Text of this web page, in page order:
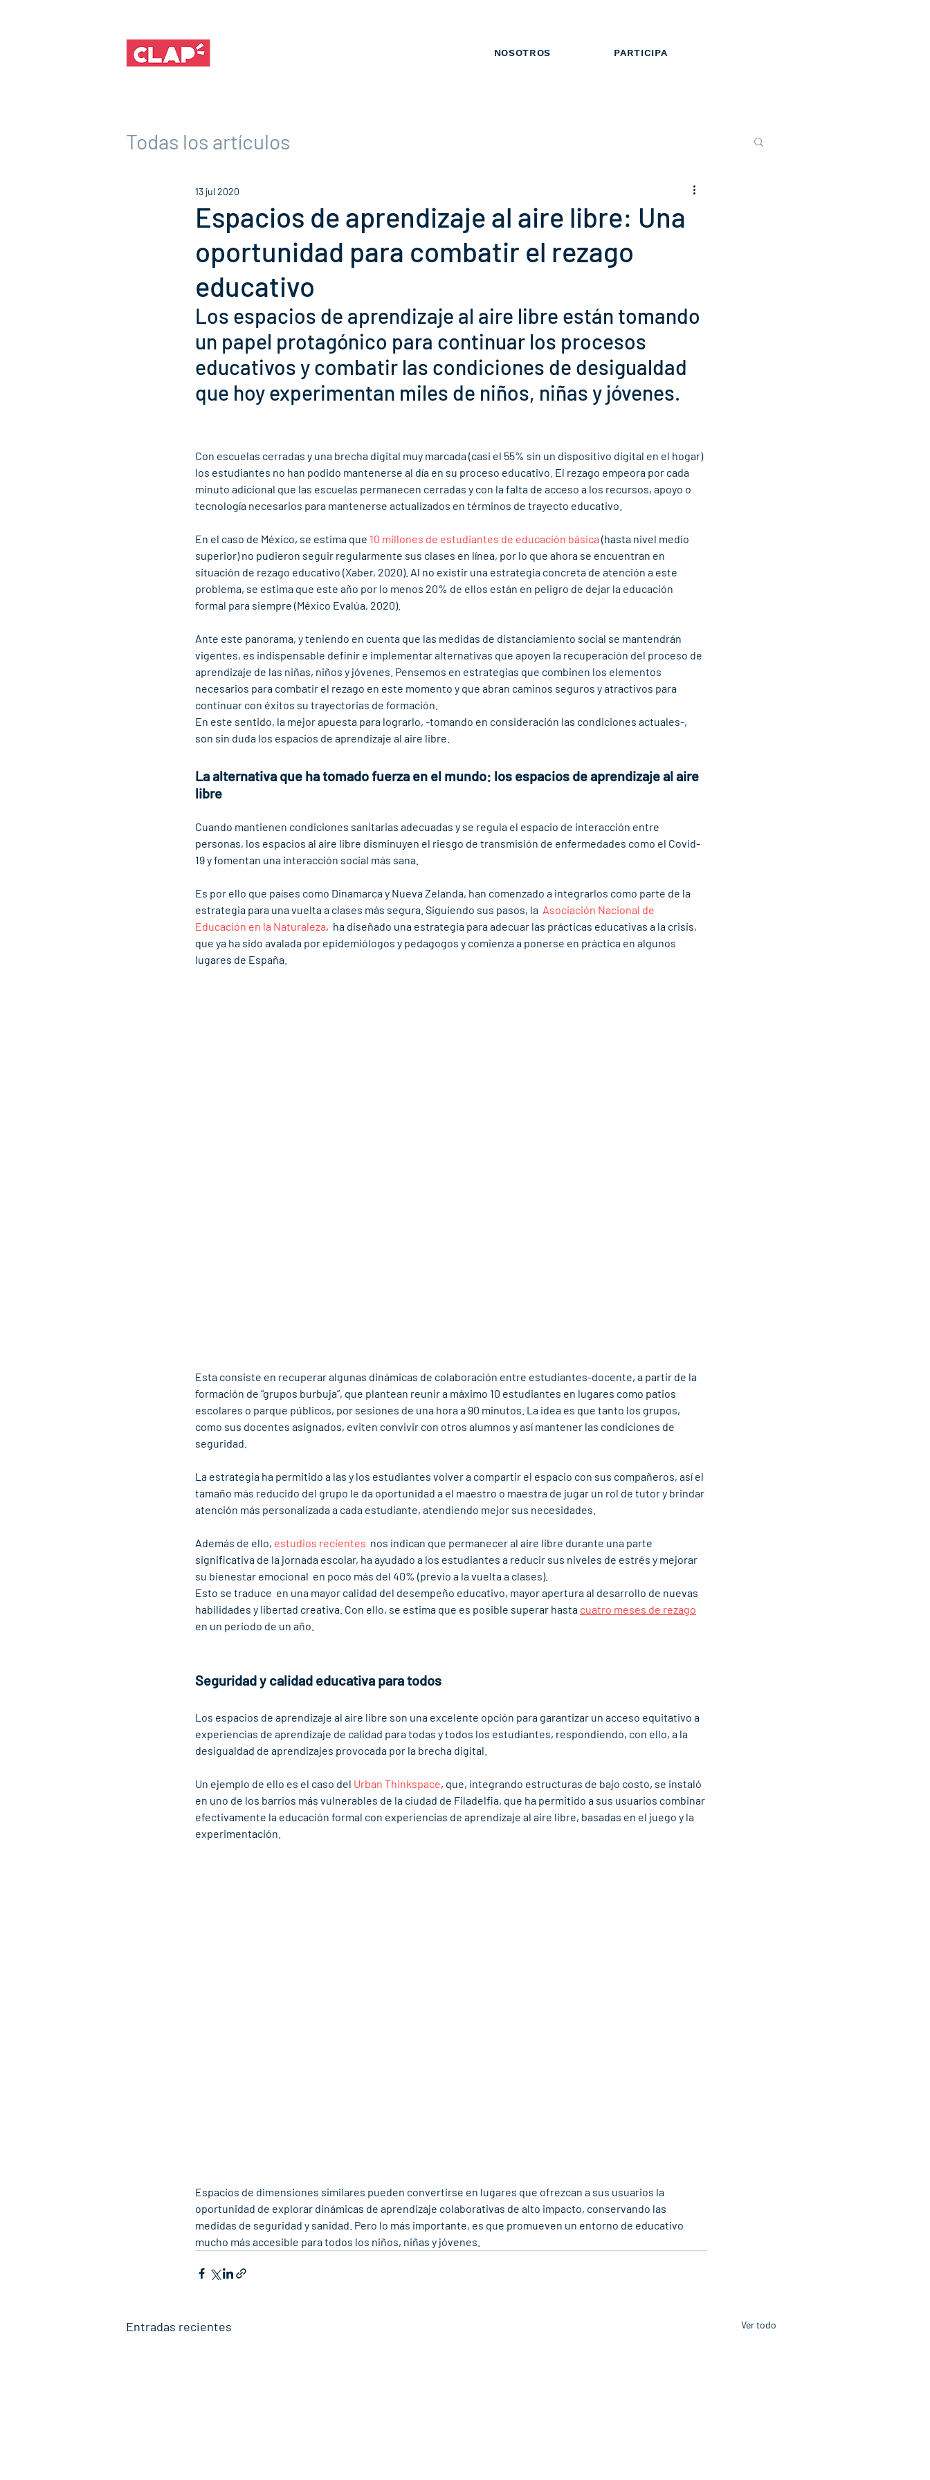
NOSOTROS PARTICIPA
Todas los artículos
Espacios de aprendizaje al aire libre: Una
oportunidad para combatir el rezago
educativo
13 jul 2020
Los espacios de aprendizaje al aire libre están tomando
un papel protagónico para continuar los procesos
educativos y combatir las condiciones de desigualdad
que hoy experimentan miles de niños, niñas y jóvenes.
Con escuelas cerradas y una brecha digital muy marcada (casi el 55% sin un dispositivo digital en el hogar)
los estudiantes no han podido mantenerse al día en su proceso educativo. El rezago empeora por cada
minuto adicional que las escuelas permanecen cerradas y con la falta de acceso a los recursos, apoyo o
tecnología necesarios para mantenerse actualizados en términos de trayecto educativo.
En el caso de México, se estima que 10 millones de estudiantes de educación básica (hasta nivel medio
superior) no pudieron seguir regularmente sus clases en línea, por lo que ahora se encuentran en
situación de rezago educativo (Xaber, 2020). Al no existir una estrategia concreta de atención a este
problema, se estima que este año por lo menos 20% de ellos están en peligro de dejar la educación
formal para siempre (México Evalúa, 2020).
Ante este panorama, y teniendo en cuenta que las medidas de distanciamiento social se mantendrán
vigentes, es indispensable definir e implementar alternativas que apoyen la recuperación del proceso de
aprendizaje de las niñas, niños y jóvenes. Pensemos en estrategias que combinen los elementos
necesarios para combatir el rezago en este momento y que abran caminos seguros y atractivos para
continuar con éxitos su trayectorias de formación.
En este sentido, la mejor apuesta para lograrlo, -tomando en consideración las condiciones actuales-,
son sin duda los espacios de aprendizaje al aire libre.
La alternativa que ha tomado fuerza en el mundo: los espacios de aprendizaje al aire
libre
Cuando mantienen condiciones sanitarias adecuadas y se regula el espacio de interacción entre
personas, los espacios al aire libre disminuyen el riesgo de transmisión de enfermedades como el Covid-
19 y fomentan una interacción social más sana.
Es por ello que países como Dinamarca y Nueva Zelanda, han comenzado a integrarlos como parte de la
estrategia para una vuelta a clases más segura. Siguiendo sus pasos, la Asociación Nacional de
Educación en la Naturaleza,  ha diseñado una estrategia para adecuar las prácticas educativas a la crisis,
que ya ha sido avalada por epidemiólogos y pedagogos y comienza a ponerse en práctica en algunos
lugares de España.
Esta consiste en recuperar algunas dinámicas de colaboración entre estudiantes-docente, a partir de la
formación de “grupos burbuja”, que plantean reunir a máximo 10 estudiantes en lugares como patios
escolares o parque públicos, por sesiones de una hora a 90 minutos. La idea es que tanto los grupos,
como sus docentes asignados, eviten convivir con otros alumnos y así mantener las condiciones de
seguridad.
La estrategia ha permitido a las y los estudiantes volver a compartir el espacio con sus compañeros, así el
tamaño más reducido del grupo le da oportunidad a el maestro o maestra de jugar un rol de tutor y brindar
atención más personalizada a cada estudiante, atendiendo mejor sus necesidades.
Además de ello, estudios recientes
  nos indican que permanecer al aire libre durante una parte
significativa de la jornada escolar, ha ayudado a los estudiantes a reducir sus niveles de estrés y mejorar
su bienestar emocional  en poco más del 40% (previo a la vuelta a clases).
Esto se traduce  en una mayor calidad del desempeño educativo, mayor apertura al desarrollo de nuevas
habilidades y libertad creativa. Con ello, se estima que es posible superar hasta cuatro meses de rezago
en un periodo de un año.
Seguridad y calidad educativa para todos
Los espacios de aprendizaje al aire libre son una excelente opción para garantizar un acceso equitativo a
experiencias de aprendizaje de calidad para todas y todos los estudiantes, respondiendo, con ello, a la
desigualdad de aprendizajes provocada por la brecha digital.
Un ejemplo de ello es el caso del Urban Thinkspace, que, integrando estructuras de bajo costo, se instaló
en uno de los barrios más vulnerables de la ciudad de Filadelfia, que ha permitido a sus usuarios combinar
efectivamente la educación formal con experiencias de aprendizaje al aire libre, basadas en el juego y la
experimentación.
Espacios de dimensiones similares pueden convertirse en lugares que ofrezcan a sus usuarios la
oportunidad de explorar dinámicas de aprendizaje colaborativas de alto impacto, conservando las
medidas de seguridad y sanidad. Pero lo más importante, es que promueven un entorno de educativo
mucho más accesible para todos los niños, niñas y jóvenes.
Entradas recientes Ver todo